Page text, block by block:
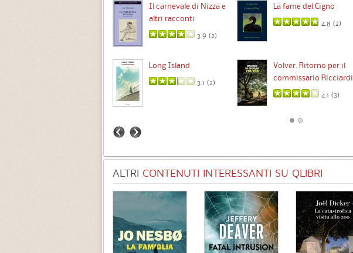
Il carnevale di Nizza e
altri racconti
3.9 (2)
La fame del Cigno
4.8 (2)
Long Island
3.1 (2)
Volver. Ritorno per il
commissario Ricciardi
4.1 (3)
ALTRI CONTENUTI INTERESSANTI SU QLIBRI